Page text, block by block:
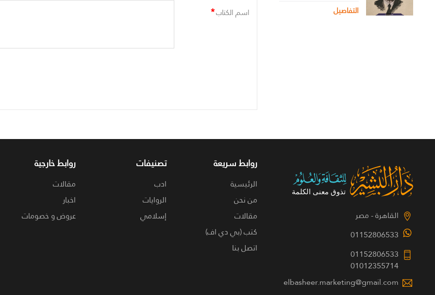
التفاصيل اسم الكتاب*
القاهرة - مصر
01152806533
01152806533
01012355714
elbasheer.marketing@gmail.com
روابط سريعة
الرئيسية
من نحن
مقالات
كتب (بي دي اف)
اتصل بنا
تصنيفات
ادب
الروايات
إسلامي
روابط خارجية
مقالات
اخبار
عروض و خصومات